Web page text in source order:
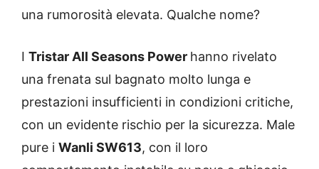
una rumorosità elevata. Qualche nome?
I Tristar All Seasons Power hanno rivelato
una frenata sul bagnato molto lunga e
prestazioni insufficienti in condizioni critiche,
con un evidente rischio per la sicurezza. Male
pure i Wanli SW613, con il loro